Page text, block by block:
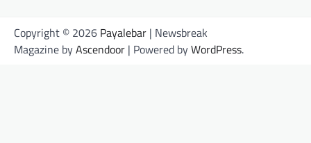
Copyright © 2026 Payalebar | Newsbreak
Magazine byAscendoor | Powered byWordPress.